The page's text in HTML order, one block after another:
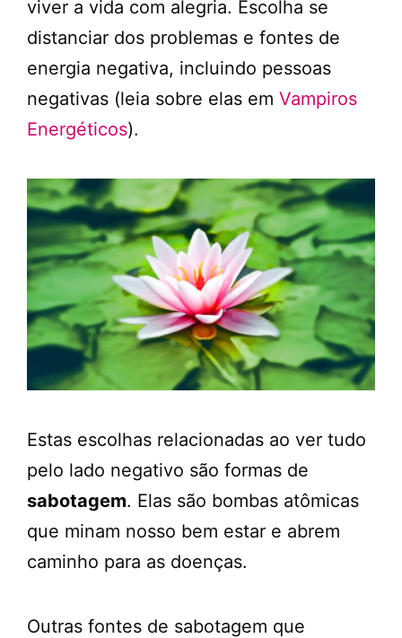
viver a vida com alegria. Escolha se
distanciar dos problemas e fontes de
energia negativa, incluindo pessoas
negativas (leia sobre elas em Vampiros
Energéticos).
Estas escolhas relacionadas ao ver tudo
pelo lado negativo são formas de
sabotagem. Elas são bombas atômicas
que minam nosso bem estar e abrem
caminho para as doenças.
Outras fontes de sabotagem que